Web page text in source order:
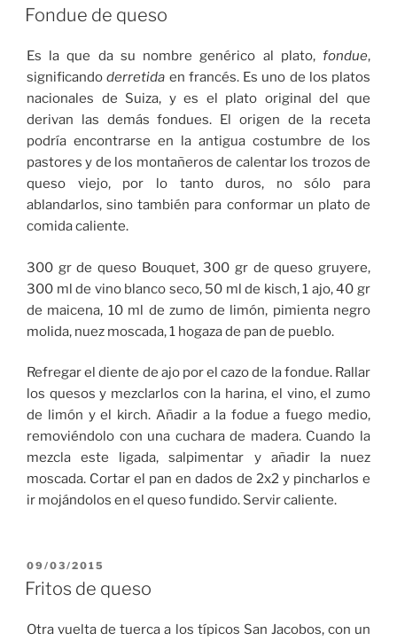
EL
Fondue de queso
Es la que da su nombre genérico al plato, fondue,
significandoderretida en francés. Es uno de los platos
nacionales de Suiza, y es el plato original del que
derivan las demás fondues.
El origen de la receta
podría encontrarse en la antigua costumbre de los
pastores y de los montañeros de calentar los trozos de
queso viejo, por lo tanto duros, no sólo para
ablandarlos, sino también para conformar un plato de
comida caliente.
300 gr de queso Bouquet, 300 gr de queso gruyere,
300 ml de vino blanco seco, 50 ml de kisch, 1 ajo, 40 gr
de maicena, 10 ml de zumo de limón, pimienta negro
molida, nuez moscada, 1 hogaza de pan de pueblo.
Refregar el diente de ajo por el cazo de la fondue. Rallar
los quesos y mezclarlos con la harina, el vino, el zumo
de limón y el kirch. Añadir a la fodue a fuego medio,
removiéndolo con una cuchara de madera. Cuando la
mezcla este ligada, salpimentar y añadir la nuez
moscada. Cortar el pan en dados de 2x2 y pincharlos e
ir mojándolos en el queso fundido. Servir caliente.
PUBLICADO
EL
09/03/2015
Fritos de queso
Otra vuelta de tuerca a los típicos San Jacobos, con un